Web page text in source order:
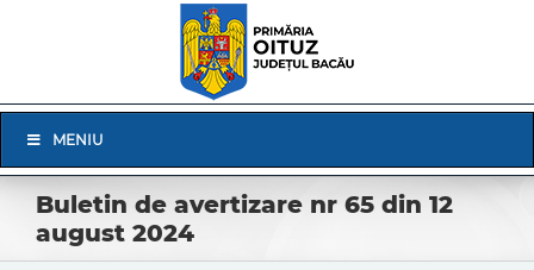
Navigation
MENIU
Buletin de avertizare nr 65 din 12
august 2024